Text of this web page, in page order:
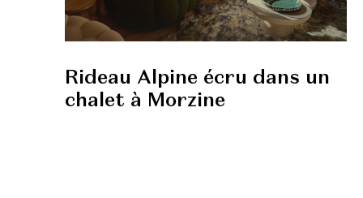
Rideau Alpine écru dans un
chalet à Morzine